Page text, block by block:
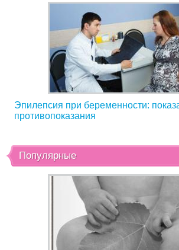
Эпилепсия при беременности:
противопоказания
Популярные